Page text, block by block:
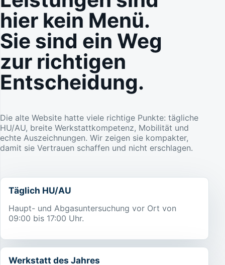
hier kein Menü.
Sie sind ein Weg
zur richtigen
Entscheidung.
Die alte Website hatte viele richtige Punkte: tägliche
HU/AU, breite Werkstattkompetenz, Mobilität und
echte Auszeichnungen. Wir zeigen sie kompakter,
damit sie Vertrauen schaffen und nicht erschlagen.
Täglich HU/AU
Haupt- und Abgasuntersuchung vor Ort von
09:00 bis 17:00 Uhr.
Werkstatt des Jahres